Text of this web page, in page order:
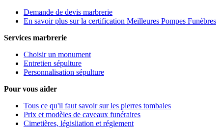
Demande de devis marbrerie
En savoir plus sur la certification Meilleures Pompes Funèbres
Services marbrerie
Choisir un monument
Entretien sépulture
Personnalisation sépulture
Pour vous aider
Tous ce qu'il faut savoir sur les pierres tombales
Prix et modèles de caveaux funéraires
Cimetières, législiation et réglement